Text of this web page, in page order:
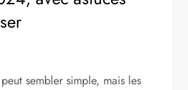
peut sembler simple, mais les